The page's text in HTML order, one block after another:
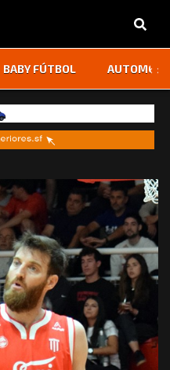
BABY FÚTBOL ‹ ›